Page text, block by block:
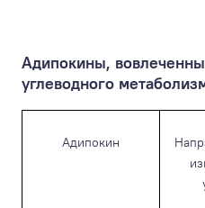
Адипокины,
углеводного
Адипокин